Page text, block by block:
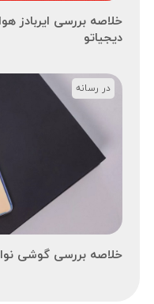
دیجیاتو
خلاصه بررسی گوشی نوا 8 هواوی در رسانه زومیت
در رسانه